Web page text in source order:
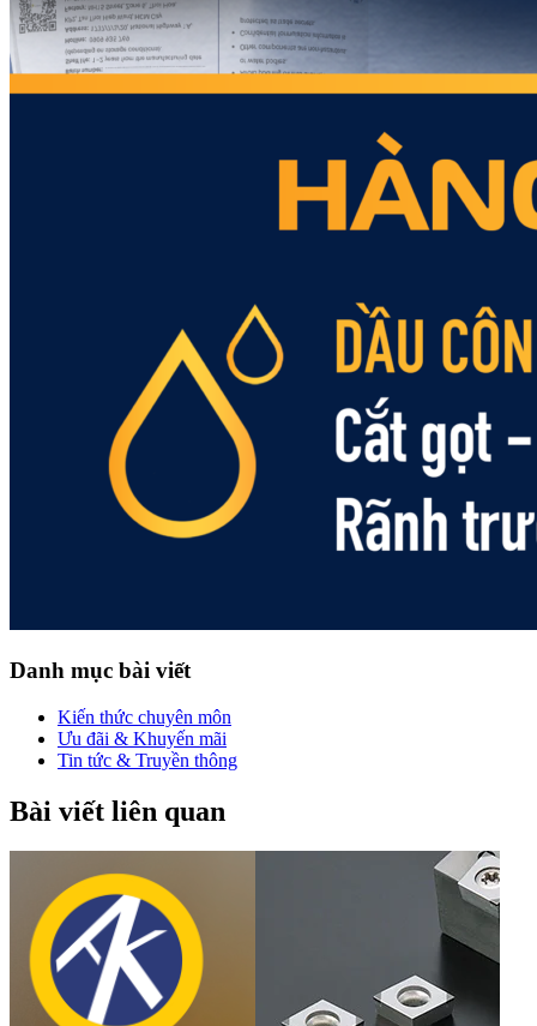
Danh mục bài viết
Kiến thức chuyên môn
Ưu đãi & Khuyến mãi
Tin tức & Truyền thông
Bài viết liên quan